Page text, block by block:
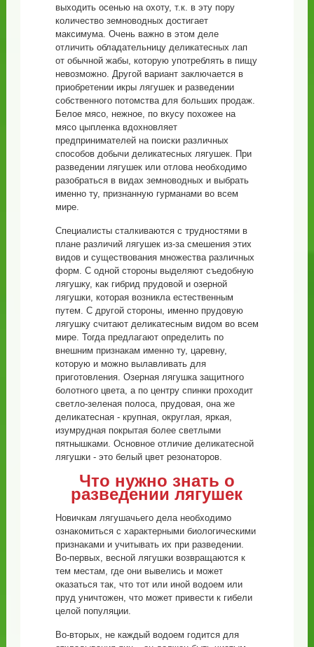
выходить осенью на охоту, т.к. в эту пору
количество земноводных достигает
максимума. Очень важно в этом деле
отличить обладательницу деликатесных лап
от обычной жабы, которую употреблять в пищу
невозможно. Другой вариант заключается в
приобретении икры лягушек и разведении
собственного потомства для больших продаж.
Белое мясо, нежное, по вкусу похожее на
мясо цыпленка вдохновляет
предпринимателей на поиски различных
способов добычи деликатесных лягушек. При
разведении лягушек или отлова необходимо
разобраться в видах земноводных и выбрать
именно ту, признанную гурманами во всем
мире.
Специалисты сталкиваются с трудностями в
плане различий лягушек из-за смешения этих
видов и существования множества различных
форм. С одной стороны выделяют съедобную
лягушку, как гибрид прудовой и озерной
лягушки, которая возникла естественным
путем. С другой стороны, именно прудовую
лягушку считают деликатесным видом во всем
мире. Тогда предлагают определить по
внешним признакам именно ту, царевну,
которую и можно вылавливать для
приготовления. Озерная лягушка защитного
болотного цвета, а по центру спинки проходит
светло-зеленая полоса, прудовая, она же
деликатесная - крупная, округлая, яркая,
изумрудная покрытая более светлыми
пятнышками. Основное отличие деликатесной
лягушки - это белый цвет резонаторов.
Что нужно знать о
разведении лягушек
Новичкам лягушачьего дела необходимо
ознакомиться с характерными биологическими
признаками и учитывать их при разведении.
Во-первых, весной лягушки возвращаются к
тем местам, где они вывелись и может
оказаться так, что тот или иной водоем или
пруд уничтожен, что может привести к гибели
целой популяции.
Во-вторых, не каждый водоем годится для